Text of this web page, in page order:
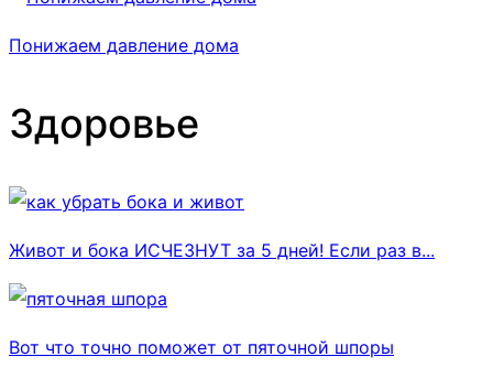
Понижаем давление дома
Здоровье
Живот и бока ИСЧЕЗНУТ за 5 дней! Если раз в...
Вот что точно поможет от пяточной шпоры